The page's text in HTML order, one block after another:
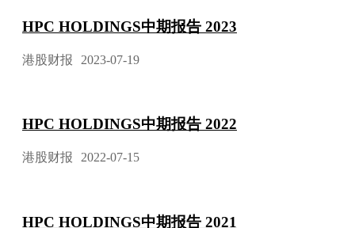
HPC HOLDINGS中期报告 2023
港股财报 2023-07-19
HPC HOLDINGS中期报告 2022
港股财报 2022-07-15
HPC HOLDINGS中期报告 2021